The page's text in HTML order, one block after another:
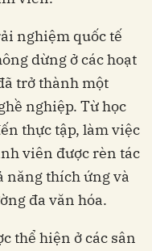
nghiệm quốc tế
dừng ở các hoạt
trở thành một
nghiệp. Từ học
thực tập, làm việc
viên được rèn tác
năng thích ứng và
đa văn hóa.
thể hiện ở các sân